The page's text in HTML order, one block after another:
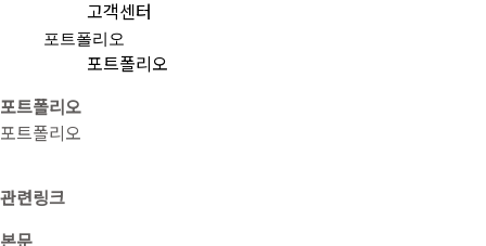
고객센터
포트폴리오
포트폴리오
포트폴리오
포트폴리오
관련링크
본문